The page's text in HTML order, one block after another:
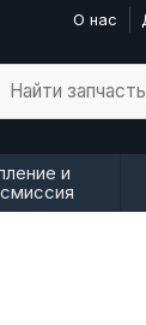
О нас
Найти запчасть
и